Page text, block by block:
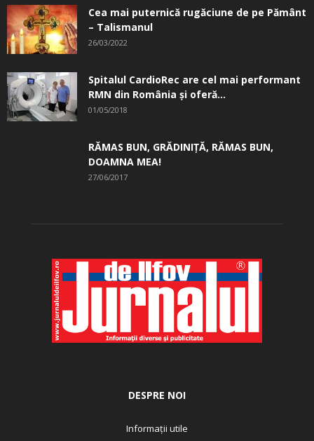
Cea mai puternică rugăciune de pe Pământ
– Talismanul
26/03/2022
Spitalul CardioRec are cel mai performant
RMN din România și oferă...
01/05/2018
RĂMAS BUN, GRĂDINIŢĂ, ­RĂMAS BUN,
DOAMNA MEA!
27/06/2017
DESPRE NOI
Informații utile